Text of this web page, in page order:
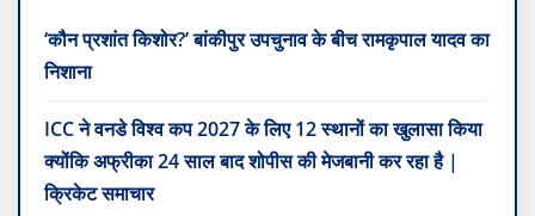
‘कौन प्रशांत किशोर?’ बांकीपुर उपचुनाव के बीच रामकृपाल यादव का
निशाना
ICC ने वनडे विश्व कप 2027 के लिए 12 स्थानों का खुलासा किया
क्योंकि अफ्रीका 24 साल बाद शोपीस की मेजबानी कर रहा है |
क्रिकेट समाचार